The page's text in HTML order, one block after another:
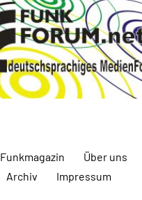
Funkmagazin Über uns
Archiv
Impressum